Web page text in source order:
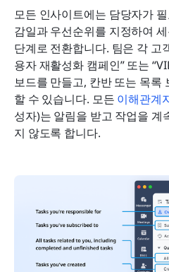
모든 인사이트에는 담당자가
감일과 우선순위를 지정하여
단계로 전환합니다. 팀은 각 고
용자 재활성화 캠페인” 또는
보드를 만들고, 칸반 또는 목록
할 수 있습니다. 모든 이해관계
성자)는 알림을 받고 작업을 계
지 않도록 합니다.